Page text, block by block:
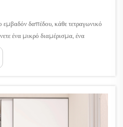
εμβαδόν δαπέδου, κάθε τετραγωνικό
ένα μικρό διαμέρισμα, ένα
γκαράζ είτε έναν περιορισμένου
πρόκληση παραμένει η ίδια: πώς